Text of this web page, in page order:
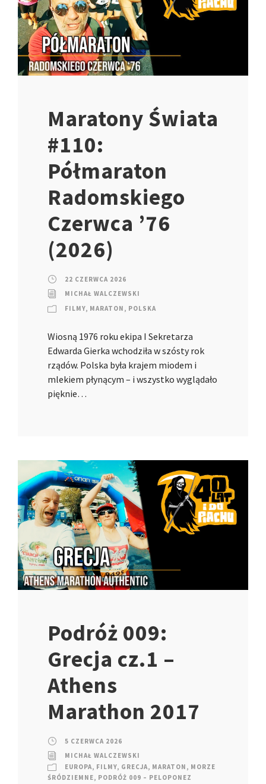
Maratony Świata
#110:
Półmaraton
Radomskiego
Czerwca ’76
(2026)
22 CZERWCA 2026
MICHAŁ WALCZEWSKI
FILMY, MARATON , POLSKA
Wiosną 1976 roku ekipa I Sekretarza
Edwarda Gierka wchodziła w szósty rok
rządów. Polska była krajem miodem i
mlekiem płynącym – i wszystko wyglądało
pięknie…
Podróż 009:
Grecja cz.1 –
Athens
Marathon 2017
5 CZERWCA 2026
MICHAŁ WALCZEWSKI
EUROPA, FILMY, GRECJA, MARATON , MORZE
ŚRÓDZIEMNE, PODRÓŻ 009 – PELOPONEZ